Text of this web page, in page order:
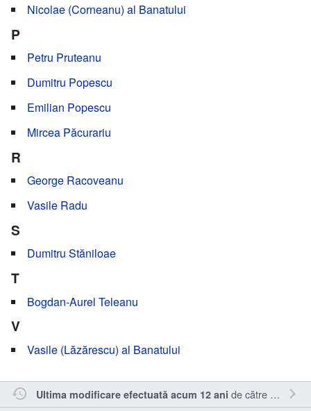
Nicolae (Corneanu) al Banatului
P
Petru Pruteanu
Dumitru Popescu
Emilian Popescu
Mircea Păcurariu
R
George Racoveanu
Vasile Radu
S
Dumitru Stăniloae
T
Bogdan-Aurel Teleanu
V
Vasile (Lăzărescu) al Banatului
Ultima modificare efectuată acum 12 ani de către Nick15